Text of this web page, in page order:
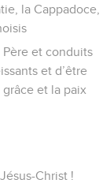
la Cappadoce,
et conduits
et d’être
et la paix
Christ !